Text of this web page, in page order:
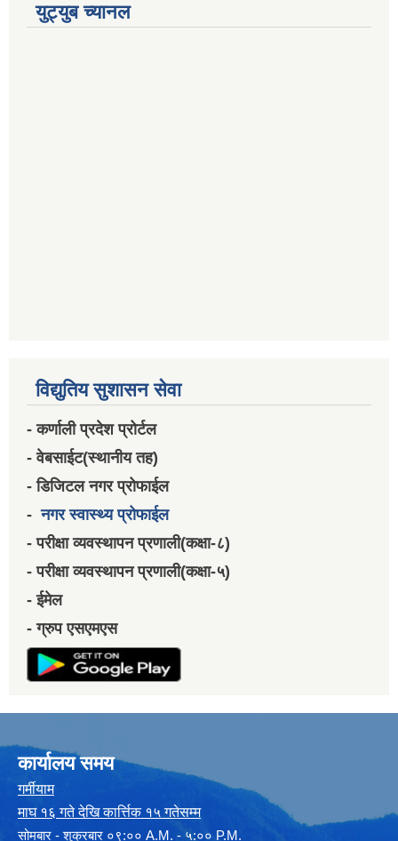
युट्युब च्यानल
विद्युतिय सुशासन सेवा
- कर्णाली प्रदेश प्रोर्टल
- वेबसाईट(स्थानीय तह)
- डिजिटल नगर प्रोफाईल
-नगर स्वास्थ्य प्रोफाईल
- परीक्षा व्यवस्थापन प्रणाली(कक्षा-८)
- परीक्षा व्यवस्थापन प्रणाली(कक्षा-५)
- ईमेल
- ग्रुप एसएमएस
कार्यालय समय
गर्मीयाम
माघ १६ गते देखि कार्त्तिक १५ गतेसम्म
सोमबार - शुक्रबार ०९:०० A.M. - ५:०० P.M.